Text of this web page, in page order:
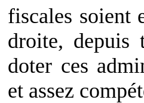
fiscales soient
droite, depuis
doter ces
et assez